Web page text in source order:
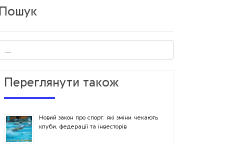
Пошук
Переглянути також
Новий закон про спорт: які зміни чекають
клуби, федерації та інвесторів